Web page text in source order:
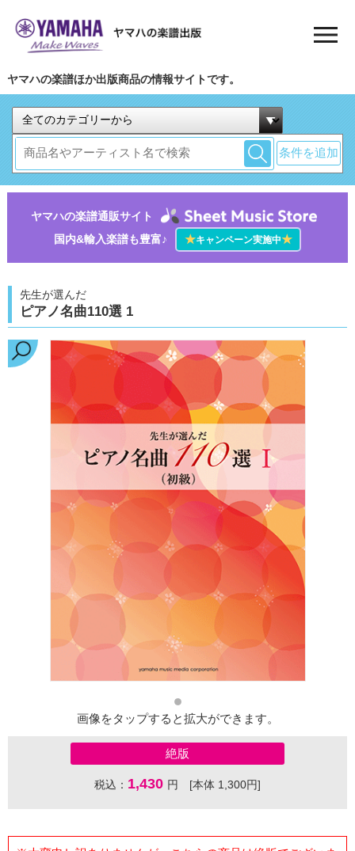
ヤマハの楽譜ほか出版商品の情報サイトです。
条件を追加
ヤマハの楽譜通販サイト
国内&輸入楽譜も豊富♪
★キャンペーン実施中★
先生が選んだ
ピアノ名曲110選 1
画像をタップすると拡大ができます。
絶版
税込： 1,430 円 [本体 1,300円]